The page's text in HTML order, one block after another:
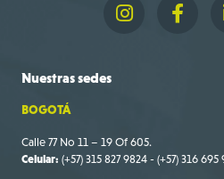
Nuestrassedes
BOGOTÁ
Calle 77 No 11 – 19 Of 605.
Celular: (+57) 315 827 9824 - (+57) 316 695